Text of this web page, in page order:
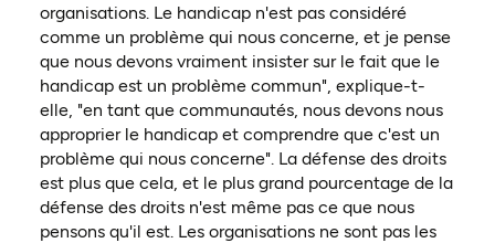
organisations. Le handicap n'est pas considéré
comme un problème qui nous concerne, et je pense
que nous devons vraiment insister sur le fait que le
handicap est un problème commun", explique-t-
elle, "en tant que communautés, nous devons nous
approprier le handicap et comprendre que c'est un
problème qui nous concerne". La défense des droits
est plus que cela, et le plus grand pourcentage de la
défense des droits n'est même pas ce que nous
pensons qu'il est. Les organisations ne sont pas les